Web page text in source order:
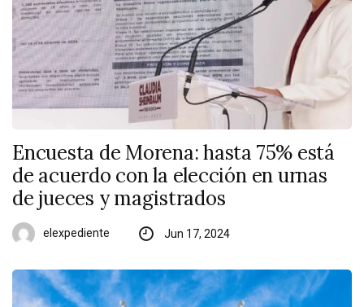
Encuesta de Morena: hasta 75% está
de acuerdo con la elección en urnas
de jueces y magistrados
elexpediente Jun 17, 2024